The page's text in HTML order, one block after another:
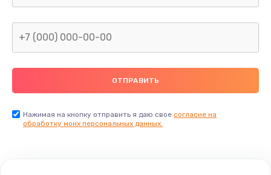
Нажимая на кнопку отправить я даю свое согласие на
обработку моих персональных данных.